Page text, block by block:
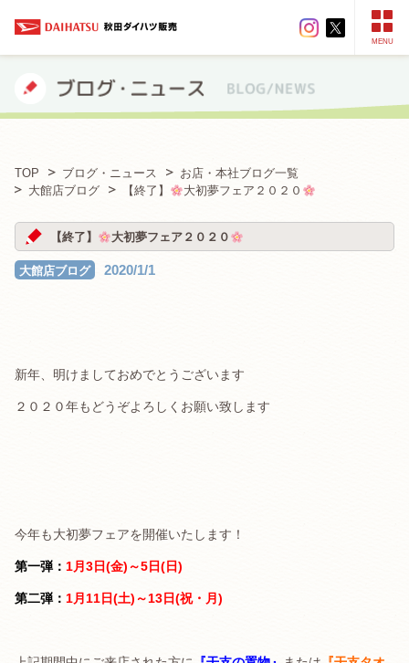
MENU
TOP ブログ・ニュース
お店・本社ブログ一覧
大館店ブログ
【終了】 大初夢フェア２０２０
【終了】 大初夢フェア２０２０
大館店ブログ 2020/1/1
新年、明けましておめでとうございます
２０２０年もどうぞよろしくお願い致します
今年も大初夢フェアを開催いたします！
第一弾： 1月3日(金)～5日(日)
第二弾： 1月11日(土)～13日(祝・月)